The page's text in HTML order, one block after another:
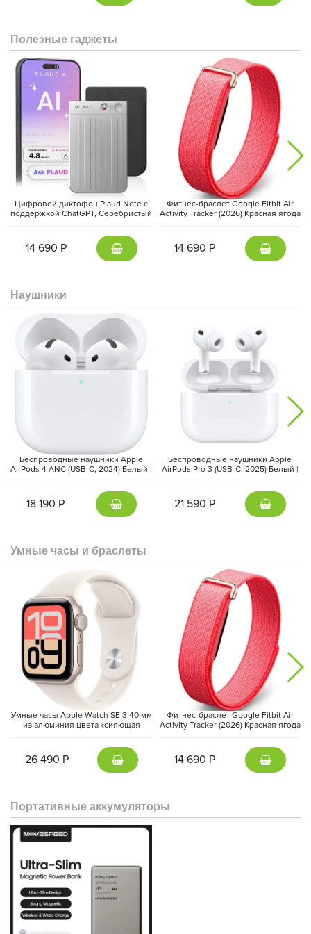
Аккумулятор и зарядка:
Xiaomi 15 Ultra не подведет в самый
ответственный момент благодаря емкой батарее на 5410 мАч.
А сверхбыстрая зарядка HyperCharge 90 Вт позволит
полностью зарядить смартфон за считанные минуты.
Беспроводная зарядка 80 Вт и обратная зарядка добавляют
Xiaomi 15 Ultra оснащен всеми
современными технологиями: 5G, Wi-Fi 7, Bluetooth 5.4, NFC,
USB Type-C 3.2 Gen 2. Защита от воды и пыли по стандарту IP68
и ультразвуковой сканер отпечатков пальцев обеспечивают
безопасность и надежность.
В заключение, Xiaomi 15 Ultra – это смартфон, который
удовлетворит потребности самых требовательных
пользователей. Он сочетает в себе передовые технологии,
высокую производительность, профессиональную камеру и
стильный дизайн.
Полезные гаджеты
Цифровой диктофон Plaud Note с
поддержкой ChatGPT, Серебристый
14 690 Р
Фитнес-браслет Google Fitbit Air
Activity Tracker (2026) Красная ягода
14 690 Р
Наушники
Беспроводные наушники Apple
AirPods 4 ANC (USB-C, 2024) Белый |
18 190 Р
Беспроводные наушники Apple
AirPods Pro 3 (USB-C, 2025) Белый |
21 590 Р
Умные часы и браслеты
Умные часы Apple Watch SE 3 40 мм
из алюминия цвета «сияющая
«сияющая звезда» (S/M)
26 490 Р
Фитнес-браслет Google Fitbit Air
Activity Tracker (2026) Красная ягода
14 690 Р
Портативные аккумуляторы